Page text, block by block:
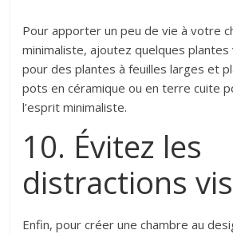
Pour apporter un peu de vie à votre
minimaliste, ajoutez quelques
pour des plantes à feuilles larges et
pots en céramique ou en terre cuite
l’esprit minimaliste.
10. Évitez les
distractions
Enfin, pour créer une chambre au